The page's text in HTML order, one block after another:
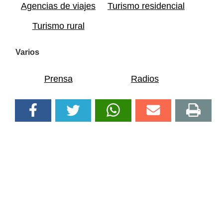
Agencias de viajes
Turismo residencial
Turismo rural
Varios
Prensa Radios